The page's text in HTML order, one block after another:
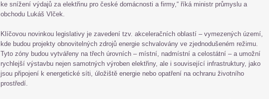
ke snížení výdajů za elektřinu pro české domácnosti a firmy,“ říká ministr průmyslu a
obchodu Lukáš Vlček.
Klíčovou novinkou legislativy je zavedení tzv. akceleračních oblastí – vymezených území,
kde budou projekty obnovitelných zdrojů energie schvalovány ve zjednodušeném režimu.
Tyto zóny budou vytvářeny na třech úrovních – místní, nadmístní a celostátní – a umožní
rychlejší výstavbu nejen samotných výroben elektřiny, ale i související infrastruktury, jako
jsou připojení k energetické síti, úložiště energie nebo opatření na ochranu životního
prostředí.